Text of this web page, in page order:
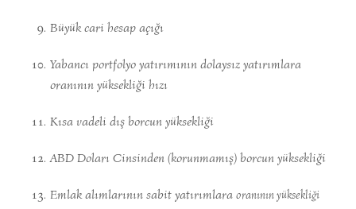
Büyük cari hesap açığı
Yabancı portfolyo yatırımının dolaysız yatırımlara
oranının yüksekliği hızı
Kısa vadeli dış borcun yüksekliği
ABD Doları Cinsinden (korunmamış) borcun yüksekliği
Emlak alımlarının sabit yatırımlara oranının yüksekliği